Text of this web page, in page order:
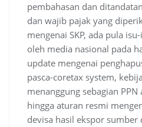
pembahasan dan
dan wajib pajak yang
mengenai SKP, ada pula
oleh media nasional pada
update mengenai
pasca-coretax system,
menanggung sebagian
hingga aturan resmi
devisa hasil ekspor sumber